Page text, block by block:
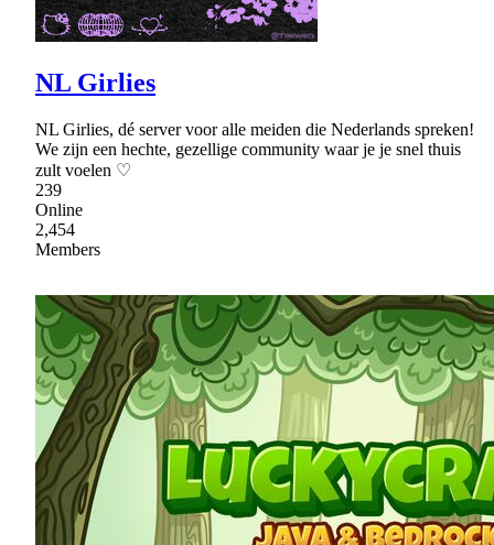
NL Girlies
NL Girlies, dé server voor alle meiden die Nederlands spreken!
We zijn een hechte, gezellige community waar je je snel thuis
zult voelen ♡
239
Online
2,454
Members